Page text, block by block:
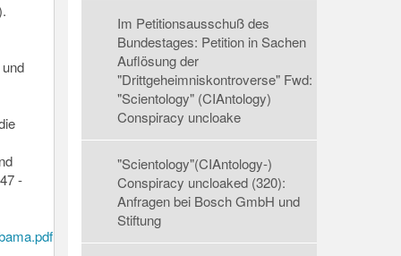
-
Im Petitionsausschuß des
Bundestages: Petition in Sachen
Auflösung der
"Drittgeheimniskontroverse" Fwd:
"Scientology" (CIAntology)
Conspiracy uncloake
"Scientology"(CIAntology-)
Conspiracy uncloaked (320):
Anfragen bei Bosch GmbH und
Stiftung